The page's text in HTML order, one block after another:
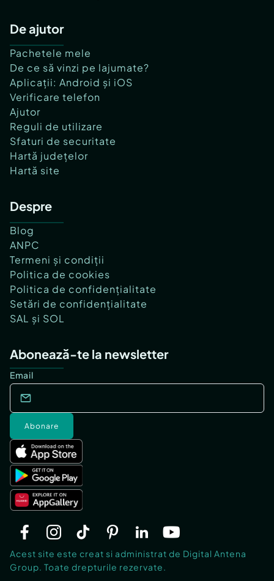
De ajutor
Pachetele mele
De ce să vinzi pe lajumate?
Aplicații: Android și iOS
Verificare telefon
Ajutor
Reguli de utilizare
Sfaturi de securitate
Hartă județelor
Hartă site
Despre
Blog
ANPC
Termeni și condiții
Politica de cookies
Politica de confidențialitate
Setări de confidențialitate
SAL și SOL
Abonează-te la newsletter
Email
Abonare
Acest site este creat si administrat de Digital Antena
Group. Toate drepturile rezervate.